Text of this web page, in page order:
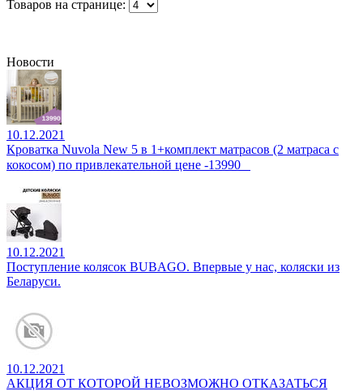
Товаров на странице:
Новости
10.12.2021
Кроватка Nuvola New 5 в 1+комплект матрасов (2 матраса с
кокосом) по привлекательной цене -13990⠀
10.12.2021
Поступление колясок BUBAGO. Впервые у нас, коляски из
Беларуси.
10.12.2021
АКЦИЯ ОТ КОТОРОЙ НЕВОЗМОЖНО ОТКАЗАТЬСЯ